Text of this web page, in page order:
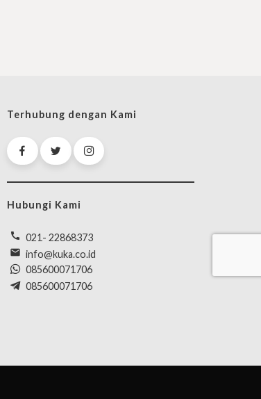
Terhubung dengan Kami
Hubungi Kami
call 021- 22868373
mail info@kuka.co.id
085600071706
085600071706